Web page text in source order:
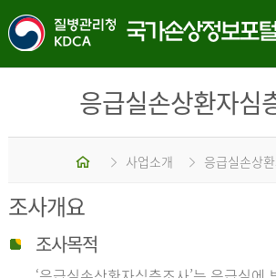
응급실손상환자심
홈 사업소개 응급실손상
조사개요
조사목적